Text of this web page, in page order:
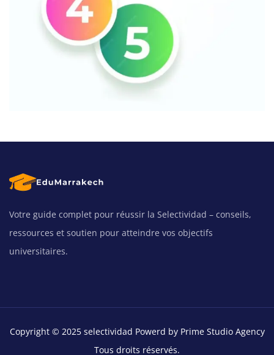
Votre guide complet pour réussir la Selectividad – conseils,
ressources et soutien pour atteindre vos objectifs
universitaires.
Copyright © 2025 selectividad Powerd by Prime Studio Agency
Tous droits réservés.